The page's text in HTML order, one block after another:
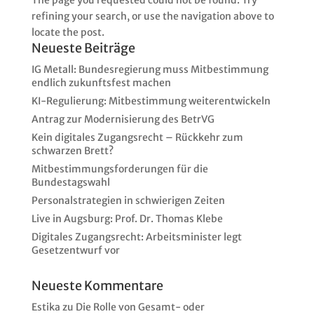
refining your search, or use the navigation above to
locate the post.
Neueste Beiträge
IG Metall: Bundesregierung muss Mitbestimmung
endlich zukunftsfest machen
KI-Regulierung: Mitbestimmung weiterentwickeln
Antrag zur Modernisierung des BetrVG
Kein digitales Zugangsrecht – Rückkehr zum
schwarzen Brett?
Mitbestimmungsforderungen für die
Bundestagswahl
Personalstrategien in schwierigen Zeiten
Live in Augsburg: Prof. Dr. Thomas Klebe
Digitales Zugangsrecht: Arbeitsminister legt
Gesetzentwurf vor
Neueste Kommentare
Estika zu Die Rolle von Gesamt- oder